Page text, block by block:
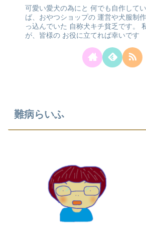
可愛い愛犬の為にと 何でも自作して
ば、おやつショップの 運営や犬服制
っ込んでいた 自称犬キチ貧乏です。
が、皆様の お役に立てれば幸いです
難病らいふ